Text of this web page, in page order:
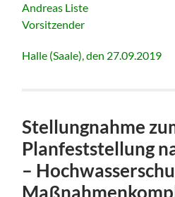
Andreas Liste
Vorsitzender
Halle (Saale), den 27.09.2019
Stellungnahme
Planfeststellung
–